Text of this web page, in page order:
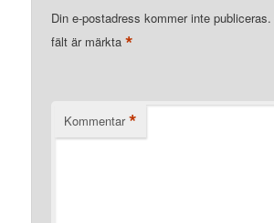
Din e-postadress kommer inte publiceras.
fält är märkta*
Kommentar *